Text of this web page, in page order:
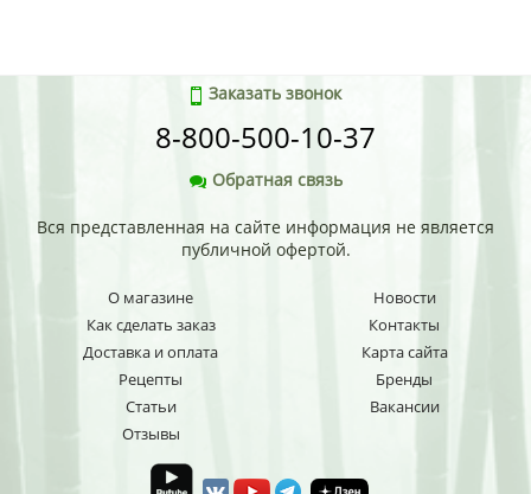
Заказать звонок
8-800-500-10-37
Обратная связь
Вся представленная на сайте информация не является
публичной офертой.
О магазине
Как сделать заказ
Доставка и оплата
Рецепты
Статьи
Отзывы
Новости
Контакты
Карта сайта
Бренды
Вакансии